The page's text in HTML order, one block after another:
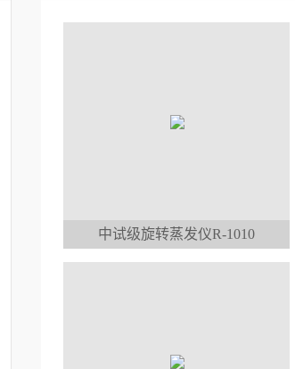
中试级旋转蒸发仪R-1010